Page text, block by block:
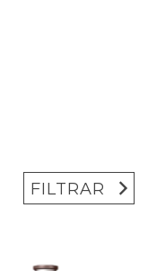
FILTRAR